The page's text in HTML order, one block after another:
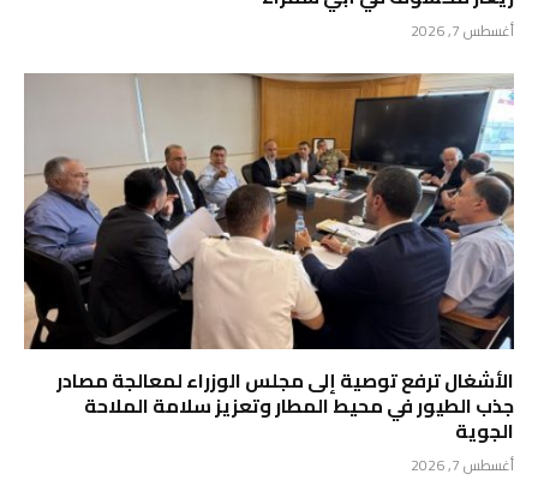
أغسطس 7, 2026
الأشغال ترفع توصية إلى مجلس الوزراء لمعالجة مصادر
جذب الطيور في محيط المطار وتعزيز سلامة الملاحة
الجوية
أغسطس 7, 2026